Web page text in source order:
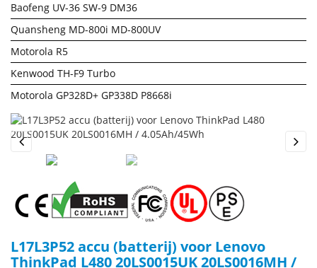
Baofeng UV-36 SW-9 DM36
Quansheng MD-800i MD-800UV
Motorola R5
Kenwood TH-F9 Turbo
Motorola GP328D+ GP338D P8668i
Previous
L17L3P52 accu (batterij) voor Lenovo
ThinkPad L480 20LS0015UK 20LS0016MH /